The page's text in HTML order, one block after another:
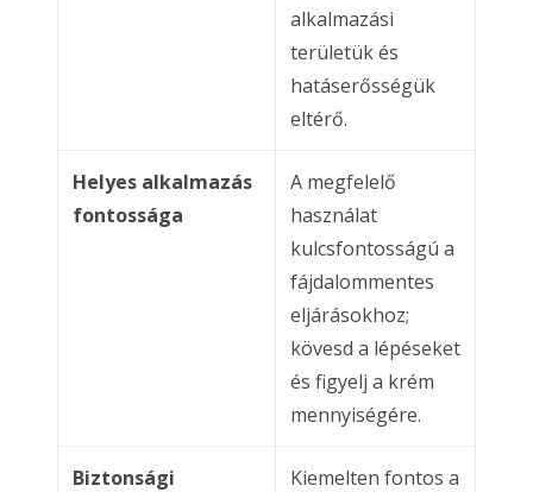
alkalmazási
területük és
hatáserősségük
eltérő.
Helyes alkalmazás
fontossága
A megfelelő
használat
kulcsfontosságú a
fájdalommentes
eljárásokhoz;
kövesd a lépéseket
és figyelj a krém
mennyiségére.
Biztonsági
Kiemelten fontos a